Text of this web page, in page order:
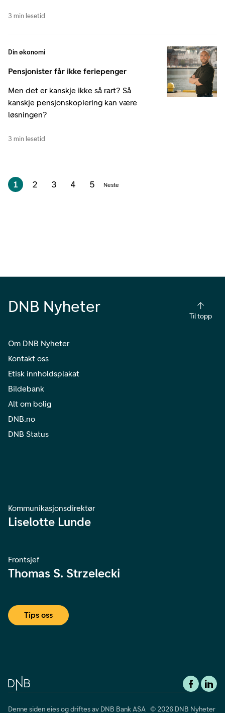
3 min lesetid
Din økonomi
Pensjonister får ikke feriepenger
Men det er kanskje ikke så rart? Så
kanskje pensjonskopiering kan være
løsningen?
3 min lesetid
1 2 3 4 5 Neste
DNB Nyheter
Til topp
Om DNB Nyheter
Kontakt oss
Etisk innholdsplakat
Bildebank
Alt om bolig
DNB.no
DNB Status
Kommunikasjonsdirektør
Liselotte Lunde
Frontsjef
Thomas S. Strzelecki
Tips oss
Denne siden eies og driftes av DNB Bank ASA © 2026 DNB Nyheter